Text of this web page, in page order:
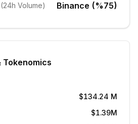
Volume) Binance (%75)
Tokenomics
$134.24 M
$1.39M